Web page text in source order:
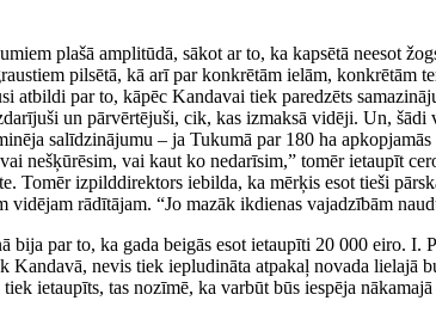
plašā amplitūdā, sākot ar to, ka kapsētā neesot
pilsētā, kā arī par konkrētām ielām, konkrētām
atbildi par to, kāpēc Kandavai tiek paredzēts
un pārvērtējuši, cik, kas izmaksā vidēji. Un,
salīdzinājumu – ja Tukumā par 180 ha
nešķūrēsim, vai kaut ko nedarīsim,” tomēr ietaupīt
Tomēr izpilddirektors iebilda, ka mērķis esot tieši
rādītājam. “Jo mazāk ikdienas vajadzībām
par to, ka gada beigās esot ietaupīti 20 000 eiro. I.
Kandavā, nevis tiek iepludināta atpakaļ novada
ietaupīts, tas nozīmē, ka varbūt būs iespēja